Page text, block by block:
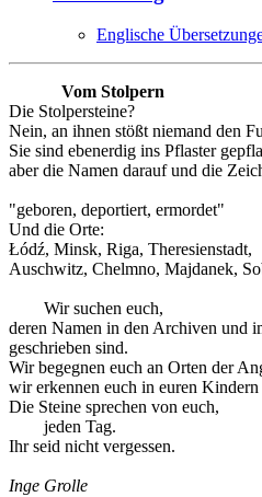
Englische
Vom Stolpern
Die Stolpersteine?
Nein, an ihnen stößt niemand den
Sie sind ebenerdig ins Pflaster
aber die Namen darauf und die
"geboren, deportiert, ermordet"
Und die Orte:
Łódź, Minsk, Riga, Theresienstadt,
Auschwitz, Chelmno, Majdanek,
Wir suchen euch,
deren Namen in den Archiven und
geschrieben sind.
Wir begegnen euch an Orten der
wir erkennen euch in euren
Die Steine sprechen von euch,
jeden Tag.
Ihr seid nicht vergessen.
Inge Grolle